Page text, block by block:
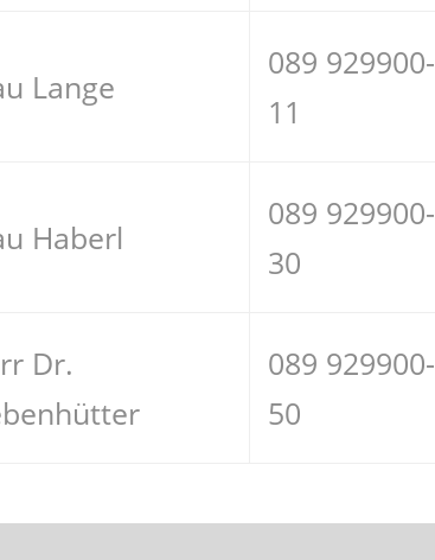
Lange
089 929900-
11
Haberl
089 929900-
30
Dr.
089 929900-
50